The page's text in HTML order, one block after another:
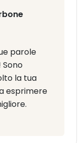
parole
la tua
esprimere